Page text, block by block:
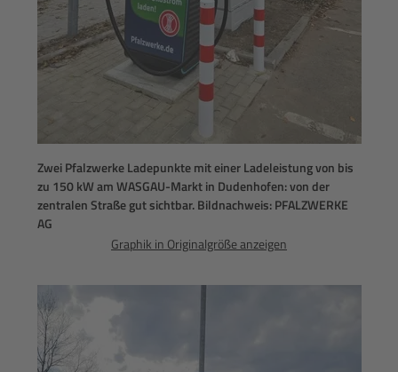
Zwei Pfalzwerke Ladepunkte mit einer Ladeleistung von bis
zu 150 kW am WASGAU-Markt in Dudenhofen: von der
zentralen Straße gut sichtbar. Bildnachweis: PFALZWERKE
AG
Graphik in Originalgröße anzeigen